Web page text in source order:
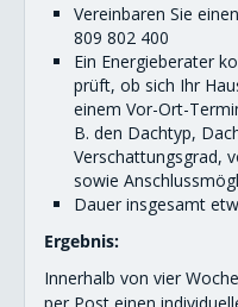
Vereinbaren Sie
809 802 400
Ein Energieberater
prüft, ob sich Ihr
einem Vor-Ort-
B. den Dachtyp,
Verschattungsgrad,
sowie
Dauer insgesamt
Ergebnis:
Innerhalb von vier